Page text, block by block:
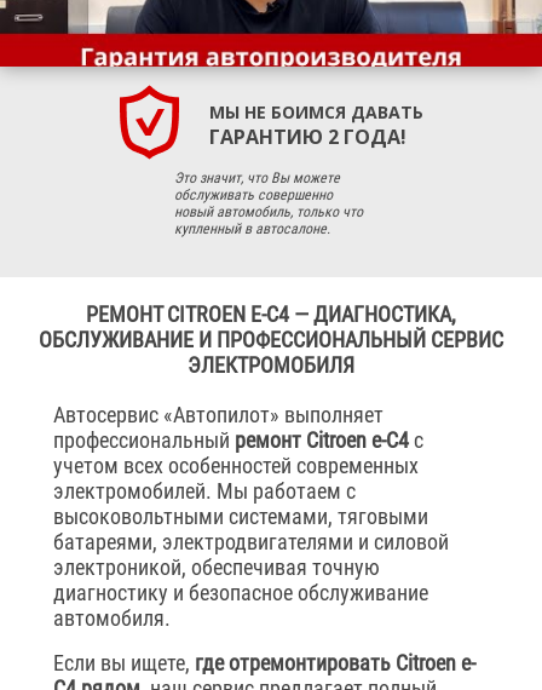
МЫ НЕ БОИМСЯ ДАВАТЬ
ГАРАНТИЮ 2 ГОДА!
Это значит, что Вы можете
обслуживать совершенно
новый автомобиль, только что
купленный в автосалоне.
РЕМОНТ CITROEN E-C4 — ДИАГНОСТИКА,
ОБСЛУЖИВАНИЕ И ПРОФЕССИОНАЛЬНЫЙ СЕРВИС
ЭЛЕКТРОМОБИЛЯ
Автосервис «Автопилот» выполняет
профессиональный ремонт Citroen e-C4с
учетом всех особенностей современных
электромобилей. Мы работаем с
высоковольтными системами, тяговыми
батареями, электродвигателями и силовой
электроникой, обеспечивая точную
диагностику и безопасное обслуживание
автомобиля.
Если вы ищете, где отремонтировать Citroen e-